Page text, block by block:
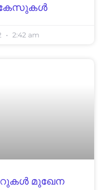
കേസുകൾ
2:42 am
മുഖേന